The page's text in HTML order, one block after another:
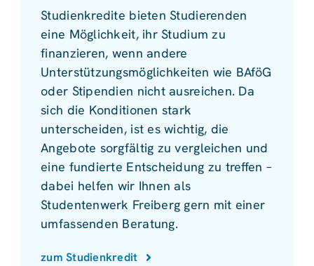
Studienkredite bieten Studierenden
eine Möglichkeit, ihr Studium zu
finanzieren, wenn andere
Unterstützungsmöglichkeiten wie BAföG
oder Stipendien nicht ausreichen. Da
sich die Konditionen stark
unterscheiden, ist es wichtig, die
Angebote sorgfältig zu vergleichen und
eine fundierte Entscheidung zu treffen –
dabei helfen wir Ihnen als
Studentenwerk Freiberg gern mit einer
umfassenden Beratung.
zum Studienkredit